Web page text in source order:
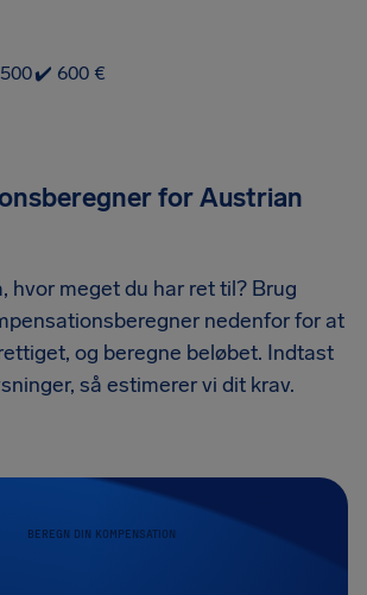
✔️ 600 €
for Austrian
hvor meget du har ret til? Brug
nedenfor for at
og beregne beløbet. Indtast
så estimerer vi dit krav.
BEREGN DIN KOMPENSATION